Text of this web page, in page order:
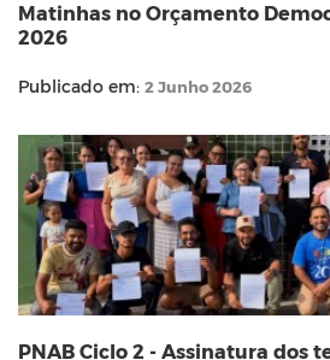
Matinhas no Orçamento
2026
Publicado em: 2 Junho 2026
PNAB Ciclo 2 - Assinatura dos